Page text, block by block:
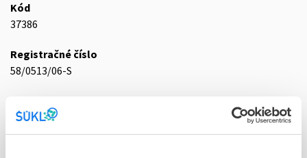
Kód
37386
Registračné číslo
58/0513/06-S
tbl flm 30x240 mg/4 mg (blis.PVC/PVDC/Al)